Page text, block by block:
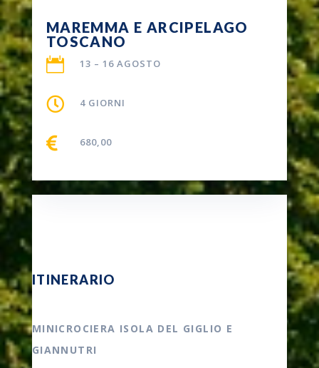
MAREMMA E ARCIPELAGO
TOSCANO
 13 – 16 AGOSTO
 4 GIORNI
 680,00
ITINERARIO
MINICROCIERA ISOLA DEL GIGLIO E
GIANNUTRI